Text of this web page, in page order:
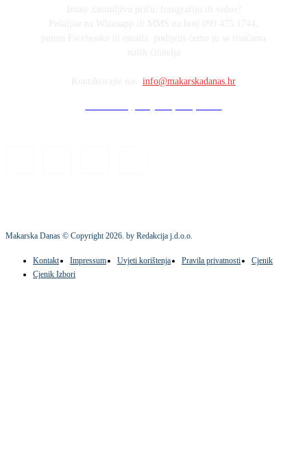
info@makarskadanas.hr
Makarska Danas © Copyright2026. by Redakcija j.d.o.o.
Kontakt Impressum Uvjeti korištenja Pravila privatnosti
Cjenik
Cjenik Izbori